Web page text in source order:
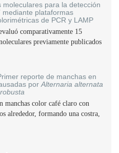
moleculares para la detección
mediante plataformas
de PCR y LAMP
comparativamente 15
previamente publicados
reporte de manchas en
por Alternaria alternata
manchas color café claro con
alrededor, formando una costra,